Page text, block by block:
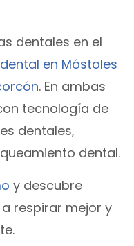
dentales en el
en Móstoles
. En ambas
tecnología de
dentales,
dental.
y descubre
respirar mejor y